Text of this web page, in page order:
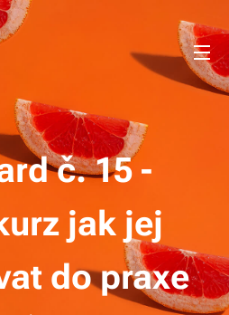
č. 15 -
jak jej
do praxe